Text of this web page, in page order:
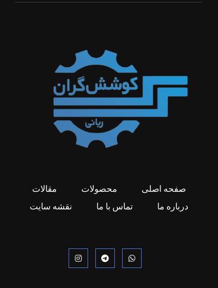
صفحه اصلی محصولات
مقالات
درباره ما
تماس با ما نقشه سایت